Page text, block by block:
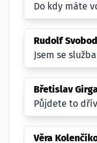
Do kdy máte
Rudolf
Jsem se
Břetislav
Půjdete to
Věra